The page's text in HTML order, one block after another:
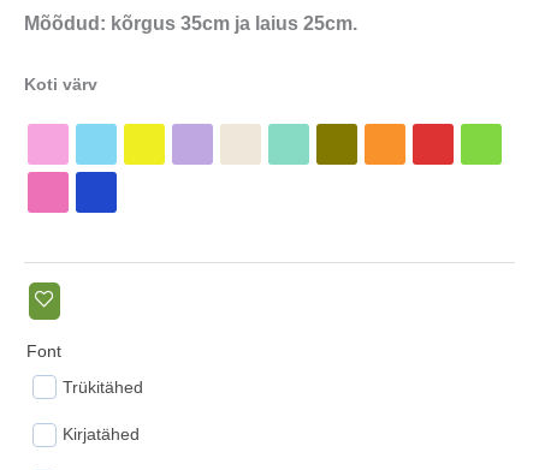
Mõõdud: kõrgus 35cm ja laius 25cm.
Koti värv
Font
Trükitähed
Kirjatähed